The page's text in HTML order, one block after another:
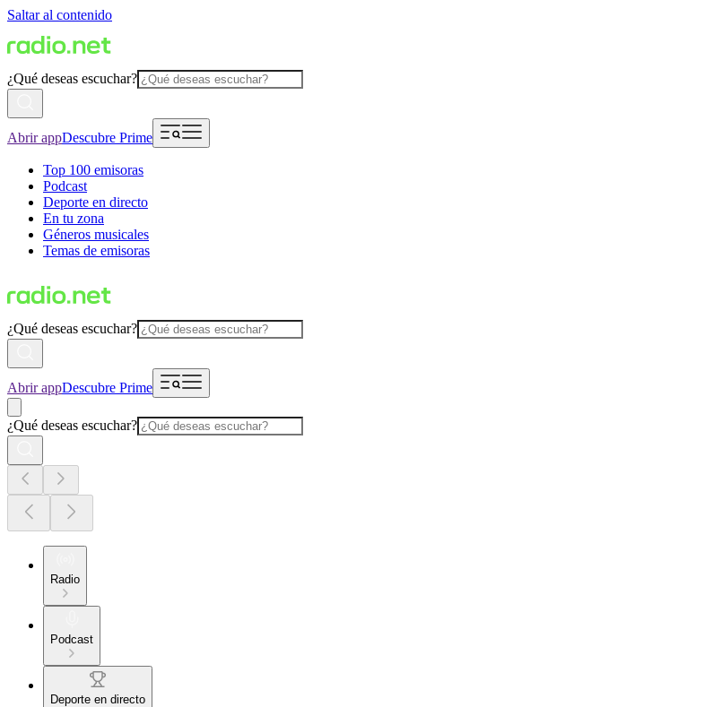
Saltar al contenido
¿Qué deseas escuchar?
Abrir appDescubre Prime
Top 100 emisoras
Podcast
Deporte en directo
En tu zona
Géneros musicales
Temas de emisoras
¿Qué deseas escuchar?
Abrir appDescubre Prime
¿Qué deseas escuchar?
Radio
Podcast
Deporte en directo